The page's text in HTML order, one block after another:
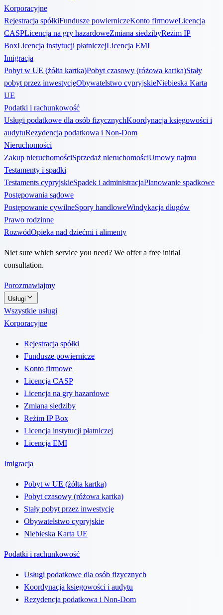
Korporacyjne
Rejestracja spółkiFundusze powierniczeKonto firmoweLicencja
CASPLicencja na gry hazardoweZmiana siedzibyReżim IP
BoxLicencja instytucji płatniczejLicencja EMI
Imigracja
Pobyt w UE (żółta kartka)Pobyt czasowy (różowa kartka)Stały
pobyt przez inwestycjęObywatelstwo cypryjskieNiebieska Karta
UE
Podatki i rachunkowość
Usługi podatkowe dla osób fizycznychKoordynacja księgowości i
audytuRezydencja podatkowa i Non-Dom
Nieruchomości
Zakup nieruchomościSprzedaż nieruchomościUmowy najmu
Testamenty i spadki
Testaments cypryjskieSpadek i administracjaPlanowanie spadkowe
Postępowania sądowe
Postępowanie cywilneSpory handloweWindykacja długów
Prawo rodzinne
RozwódOpieka nad dziećmi i alimenty
Niet sure which service you need? We offer a free initial
consultation.
Porozmawiajmy
Usługi
Wszystkie usługi
Korporacyjne
Rejestracja spółki
Fundusze powiernicze
Konto firmowe
Licencja CASP
Licencja na gry hazardowe
Zmiana siedziby
Reżim IP Box
Licencja instytucji płatniczej
Licencja EMI
Imigracja
Pobyt w UE (żółta kartka)
Pobyt czasowy (różowa kartka)
Stały pobyt przez inwestycję
Obywatelstwo cypryjskie
Niebieska Karta UE
Podatki i rachunkowość
Usługi podatkowe dla osób fizycznych
Koordynacja księgowości i audytu
Rezydencja podatkowa i Non-Dom